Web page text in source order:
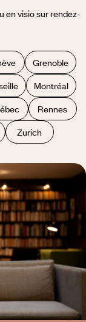
en visio sur rendez-
Grenoble
Montréal
Rennes
Zurich